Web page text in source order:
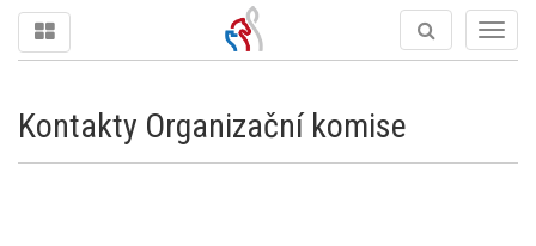
Kontakty Organizační komise